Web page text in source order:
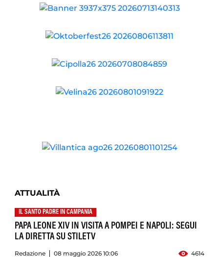
ATTUALITÀ
IL SANTO PADRE IN CAMPANIA
PAPA LEONE XIV IN VISITA A POMPEI E NAPOLI: SEGUI
LA DIRETTA SU STILETV
Redazione 08 maggio 2026 10:06 4614